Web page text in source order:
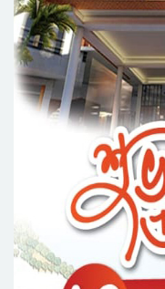
রসময়
উদ্বোধন
কবিতা:
সিলেটের
বাদশা
আগামী ৫